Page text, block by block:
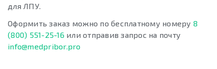
для ЛПУ.
Оформить заказ можно по бесплатному номеру 8
(800) 551-25-16 или отправив запрос на почту
info@medpribor.pro